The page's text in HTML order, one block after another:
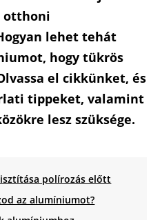
otthoni
lehet tehát
hogy tükrös
el cikkünket, és
tippeket, valamint
lesz szüksége.
polírozás előtt
az alumíniumot?